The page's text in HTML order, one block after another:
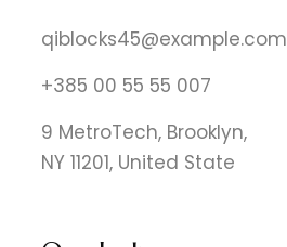
qiblocks45@example.com
+385 00 55 55 007
9 MetroTech, Brooklyn,
NY 11201, United State